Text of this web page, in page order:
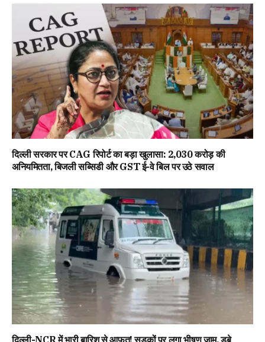
दिल्ली सरकार पर CAG रिपोर्ट का बड़ा खुलासा: ₹2,030 करोड़ की
अनियमितता, बिजली सब्सिडी और GST ई-वे बिल पर उठे सवाल
दिल्ली-NCR में भारी बारिश से आफत! सड़कों पर लगा भीषण जाम, डूबे